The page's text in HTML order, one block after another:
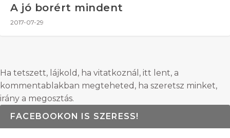
A jó borért mindent
2017-07-29
Ha tetszett, lájkold, ha vitatkoznál, itt lent, a
kommentablakban megteheted, ha szeretsz minket,
irány a megosztás.
FACEBOOKON IS SZERESS!